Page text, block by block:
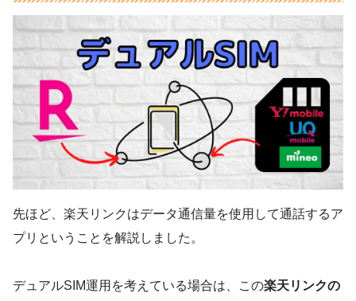
先ほど、楽天リンクはデータ通信量を使用して通話するア
プリということを解説しました。
デュアルSIM運用を考えている場合は、この楽天リンクの